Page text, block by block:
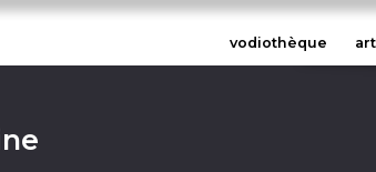
vodiothèque